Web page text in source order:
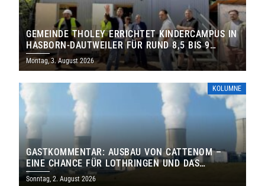
GEMEINDE THOLEY ERRICHTET KINDERCAMPUS IN
HASBORN-DAUTWEILER FÜR RUND 8,5 BIS 9
MILLIONEN EURO
Montag, 3. August 2026
KOLUMNE
GASTKOMMENTAR: AUSBAU VON CATTENOM –
EINE CHANCE FÜR LOTHRINGEN UND DAS
SAARLAND
Sonntag, 2. August 2026